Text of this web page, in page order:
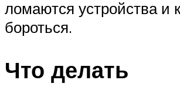
ломаются устройства и
бороться.
Что делать